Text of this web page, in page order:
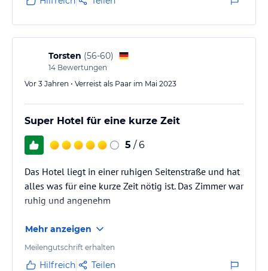
Torsten (56-60)
14 Bewertungen
Vor 3 Jahren • Verreist als Paar im Mai 2023
Super Hotel für eine kurze Zeit
5 / 6
Das Hotel liegt in einer ruhigen Seitenstraße und hat
alles was für eine kurze Zeit nötig ist. Das Zimmer war
ruhig und angenehm
Mehr anzeigen
Meilengutschrift erhalten
Hilfreich Teilen